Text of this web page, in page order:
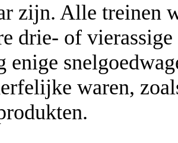
zijn. Alle treinen
drie- of
enige
waren,